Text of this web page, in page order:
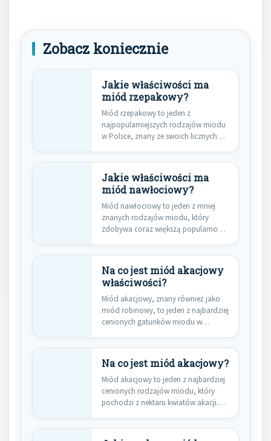
Zobacz koniecznie
Jakie właściwości ma
miód rzepakowy?
Miód rzepakowy to jeden z
najpopularniejszych rodzajów miodu
w Polsce, znany ze swoich licznych
Jakie właściwości ma
miód nawłociowy?
Miód nawłociowy to jeden z mniej
znanych rodzajów miodu, który
zdobywa coraz większą popularność
Na co jest miód akacjowy
właściwości?
Miód akacjowy, znany również jako
miód robinowy, to jeden z najbardziej
cenionych gatunków miodu w…
Na co jest miód akacjowy?
Miód akacjowy to jeden z najbardziej
cenionych rodzajów miodu, który
pochodzi z nektaru kwiatów akacji.…